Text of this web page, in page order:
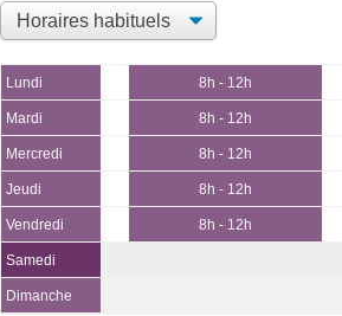
Lundi 8h - 12h
Mardi 8h - 12h
Mercredi 8h - 12h
Jeudi 8h - 12h
Vendredi 8h - 12h
Samedi
Dimanche